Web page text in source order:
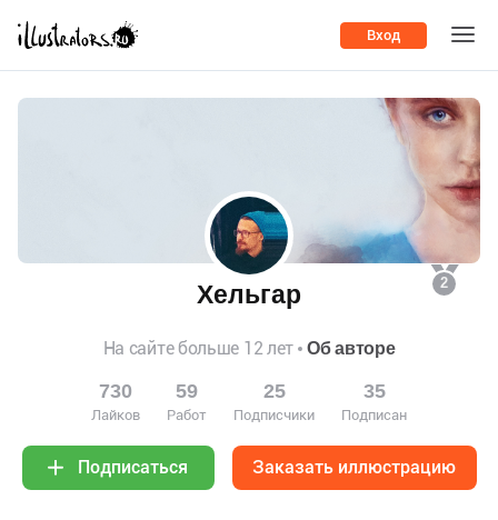
Вход
2
Хельгар
На сайте больше 12 лет Об авторе
730
Лайков
59
Работ
25
Подписчики
35
Подписан
Подписаться Заказать иллюстрацию